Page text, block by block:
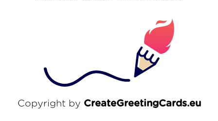
Copyright by CreateGreetingCards.eu